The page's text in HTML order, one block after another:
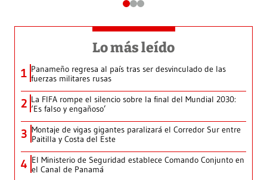
Lo más leído
1 Panameño regresa al país tras ser desvinculado de las
fuerzas militares rusas
2 La FIFA rompe el silencio sobre la final del Mundial 2030:
‘Es falso y engañoso’
3 Montaje de vigas gigantes paralizará el Corredor Sur entre
Paitilla y Costa del Este
4 El Ministerio de Seguridad establece Comando Conjunto en
el Canal de Panamá